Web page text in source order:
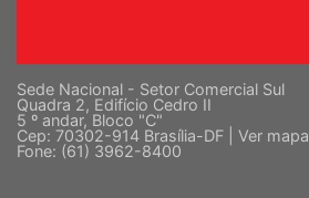
Sede Nacional - Setor Comercial Sul
Quadra 2, Edifício Cedro II
5 º andar, Bloco "C"
Cep: 70302-914 Brasília-DF | Ver mapa
Fone: (61) 3962-8400